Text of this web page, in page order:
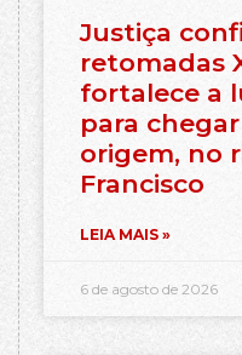
Justiça
retomadas
fortalece a
para
origem, no
Francisco
LEIA MAIS »
6 de agosto de 2026